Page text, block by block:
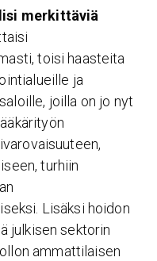
merkittäviä
toisi haasteita
ja
joilla on jo nyt
turhiin
Lisäksi hoidon
julkisen sektorin
ammattilaisen